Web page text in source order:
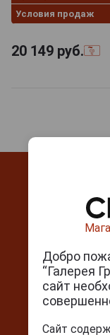
Условия продаж
20 149 руб.
г.
Добро
“Галерея
сайт
Сайт